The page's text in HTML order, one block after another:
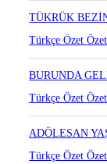
Türkçe Özet
TÜKRÜK
Türkçe Özet
BURUNDA
Türkçe Özet